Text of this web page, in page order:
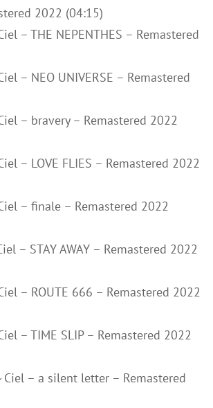
2022 (04:15)
– THE NEPENTHES – Remastered
– NEO UNIVERSE – Remastered
– bravery – Remastered 2022
– LOVE FLIES – Remastered 2022
– finale – Remastered 2022
– STAY AWAY – Remastered 2022
– ROUTE 666 – Remastered 2022
– TIME SLIP – Remastered 2022
Ciel – a silent letter – Remastered